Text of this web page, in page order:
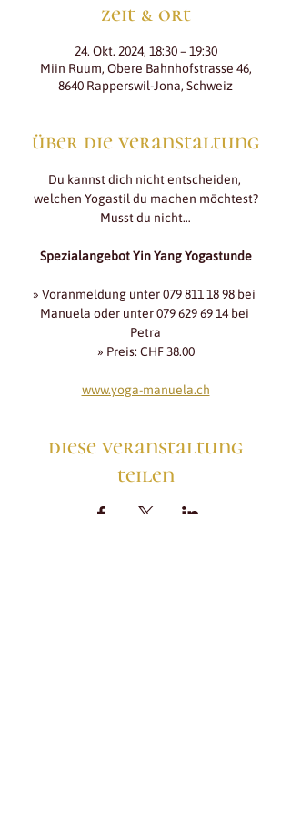
zeit & ort
24. Okt. 2024, 18:30 – 19:30
Miin Ruum, Obere Bahnhofstrasse 46,
8640 Rapperswil-Jona, Schweiz
über die veranstaltung
Du kannst dich nicht entscheiden,
welchen Yogastil du machen möchtest?
Musst du nicht…
Spezialangebot Yin Yang Yogastunde
» Voranmeldung unter 079 811 18 98 bei
Manuela oder unter 079 629 69 14 bei
Petra
» Preis: CHF 38.00
www.yoga-manuela.ch
diese veranstaltung
teilen